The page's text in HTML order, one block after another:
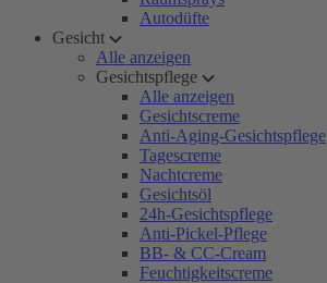
Autodüfte
Gesicht
Alle anzeigen
Gesichtspflege
Alle anzeigen
Gesichtscreme
Anti-Aging-Gesichtspflege
Tagescreme
Nachtcreme
Gesichtsöl
24h-Gesichtspflege
Anti-Pickel-Pflege
BB- & CC-Cream
Feuchtigkeitscreme